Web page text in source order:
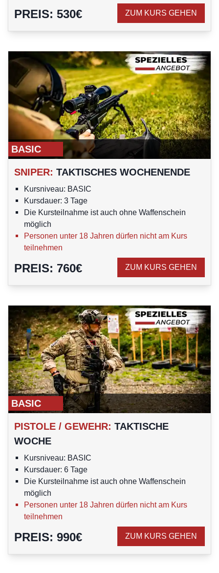
PREIS: 530€ ZUM KURS GEHEN
BASIC
SNIPER: TAKTISCHES WOCHENENDE
Kursniveau: BASIC
Kursdauer: 3 Tage
Die Kursteilnahme ist auch ohne Waffenschein
möglich
Personen unter 18 Jahren dürfen nicht am Kurs
teilnehmen
PREIS: 760€ ZUM KURS GEHEN
BASIC
PISTOLE / GEWEHR: TAKTISCHE
WOCHE
Kursniveau: BASIC
Kursdauer: 6 Tage
Die Kursteilnahme ist auch ohne Waffenschein
möglich
Personen unter 18 Jahren dürfen nicht am Kurs
teilnehmen
PREIS: 990€ ZUM KURS GEHEN